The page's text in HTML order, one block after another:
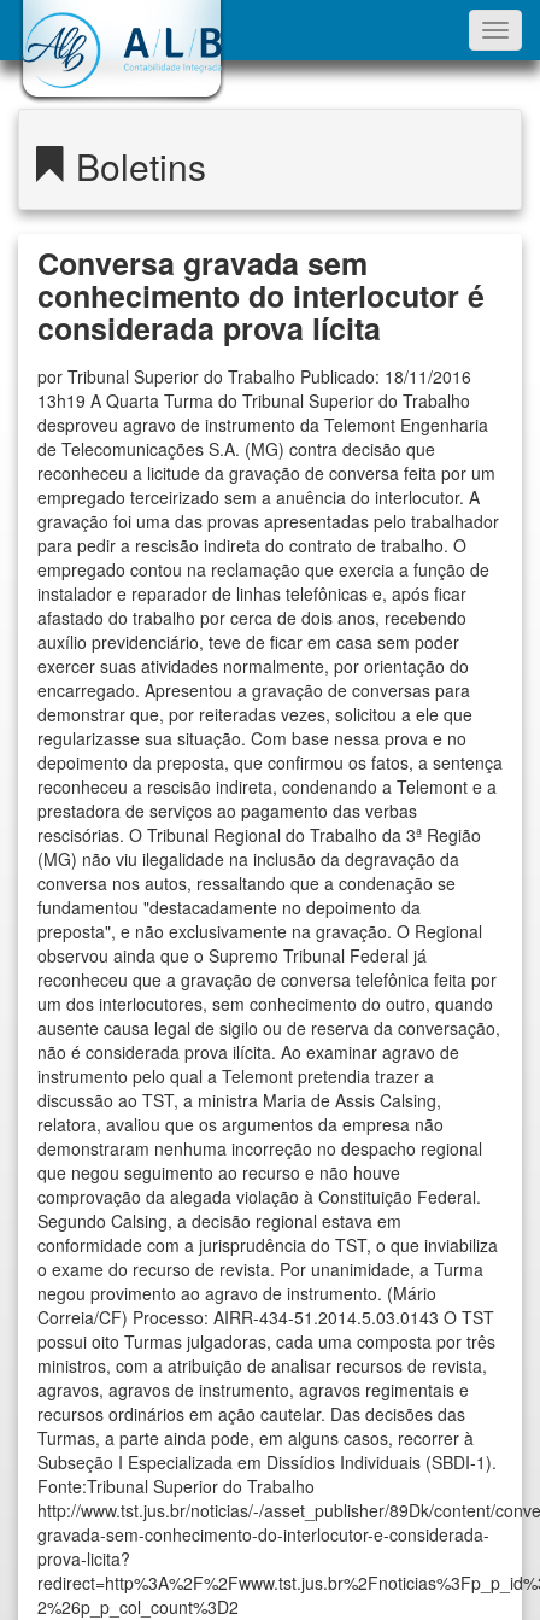
Boletins
Conversa gravada sem
conhecimento do interlocutor é
considerada prova lícita
por Tribunal Superior do Trabalho Publicado: 18/11/2016
13h19 A Quarta Turma do Tribunal Superior do Trabalho
desproveu agravo de instrumento da Telemont Engenharia
de Telecomunicações S.A. (MG) contra decisão que
reconheceu a licitude da gravação de conversa feita por um
empregado terceirizado sem a anuência do interlocutor. A
gravação foi uma das provas apresentadas pelo trabalhador
para pedir a rescisão indireta do contrato de trabalho. O
empregado contou na reclamação que exercia a função de
instalador e reparador de linhas telefônicas e, após ficar
afastado do trabalho por cerca de dois anos, recebendo
auxílio previdenciário, teve de ficar em casa sem poder
exercer suas atividades normalmente, por orientação do
encarregado. Apresentou a gravação de conversas para
demonstrar que, por reiteradas vezes, solicitou a ele que
regularizasse sua situação. Com base nessa prova e no
depoimento da preposta, que confirmou os fatos, a sentença
reconheceu a rescisão indireta, condenando a Telemont e a
prestadora de serviços ao pagamento das verbas
rescisórias. O Tribunal Regional do Trabalho da 3ª Região
(MG) não viu ilegalidade na inclusão da degravação da
conversa nos autos, ressaltando que a condenação se
fundamentou "destacadamente no depoimento da
preposta", e não exclusivamente na gravação. O Regional
observou ainda que o Supremo Tribunal Federal já
reconheceu que a gravação de conversa telefônica feita por
um dos interlocutores, sem conhecimento do outro, quando
ausente causa legal de sigilo ou de reserva da conversação,
não é considerada prova ilícita. Ao examinar agravo de
instrumento pelo qual a Telemont pretendia trazer a
discussão ao TST, a ministra Maria de Assis Calsing,
relatora, avaliou que os argumentos da empresa não
demonstraram nenhuma incorreção no despacho regional
que negou seguimento ao recurso e não houve
comprovação da alegada violação à Constituição Federal.
Segundo Calsing, a decisão regional estava em
conformidade com a jurisprudência do TST, o que inviabiliza
o exame do recurso de revista. Por unanimidade, a Turma
negou provimento ao agravo de instrumento. (Mário
Correia/CF) Processo: AIRR-434-51.2014.5.03.0143 O TST
possui oito Turmas julgadoras, cada uma composta por três
ministros, com a atribuição de analisar recursos de revista,
agravos, agravos de instrumento, agravos regimentais e
recursos ordinários em ação cautelar. Das decisões das
Turmas, a parte ainda pode, em alguns casos, recorrer à
Subseção I Especializada em Dissídios Individuais (SBDI-1).
Fonte:Tribunal Superior do Trabalho
http://www.tst.jus.br/noticias/-/asset_publisher/89Dk/content/
gravada-sem-conhecimento-do-interlocutor-e-considerada-
prova-licita?
2%26p_p_col_count%3D2